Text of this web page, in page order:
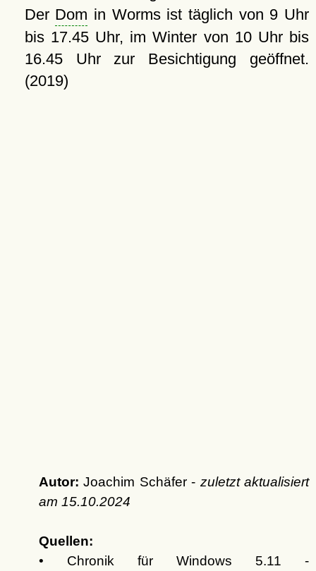
Der Dom in Worms ist täglich von 9 Uhr
bis 17.45 Uhr, im Winter von 10 Uhr bis
16.45 Uhr zur Besichtigung geöffnet.
(2019)
Autor: Joachim Schäfer - zuletzt aktualisiert
am 15.10.2024
Quellen:
• Chronik für Windows 5.11 -